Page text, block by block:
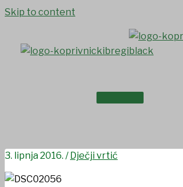
Skip to content
Predškolci
3. lipnja 2016. /Dječji vrtić